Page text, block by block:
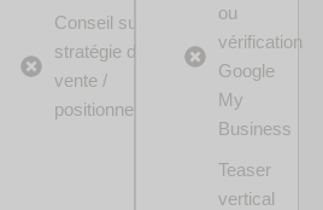
Conseil sur
stratégie de
vente /
positionnement
ou
vérification
Google
My
Business
Teaser
vertical